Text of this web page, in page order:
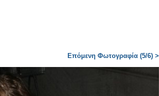
Επόμενη Φωτογραφία (5/6) >